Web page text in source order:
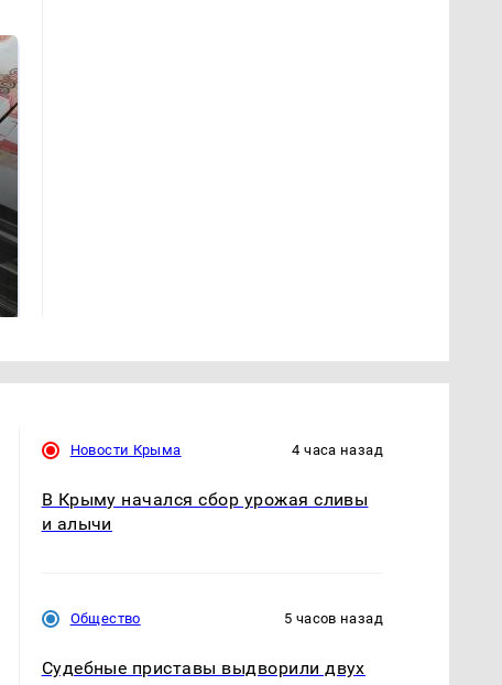
Новости Крыма 4 часа назад
В Крыму начался сбор урожая сливы
и алычи
Общество 5 часов назад
Судебные приставы выдворили двух